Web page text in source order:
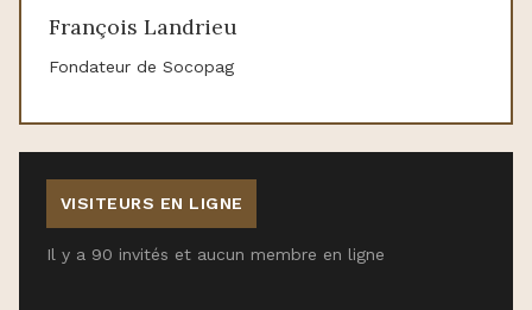
François Landrieu
Fondateur de Socopag
VISITEURS EN LIGNE
Il y a 90 invités et aucun membre en ligne